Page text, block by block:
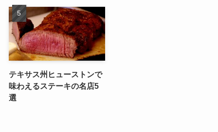
テキサス州ヒューストンで
味わえるステーキの名店5
選